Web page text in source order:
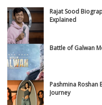
Rajat Sood
Explained
Battle of Galwan
Pashmina
Journey